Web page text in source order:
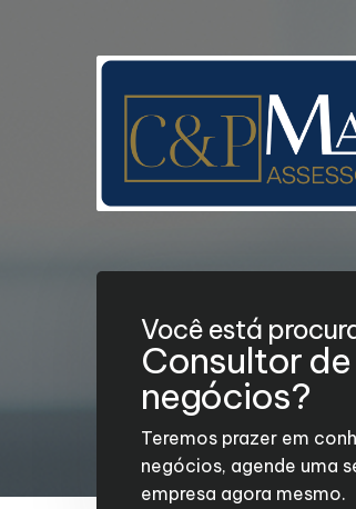
Você está
Consultor
negócios?
Teremos prazer em
negócios, agende uma
empresa agora mesmo.